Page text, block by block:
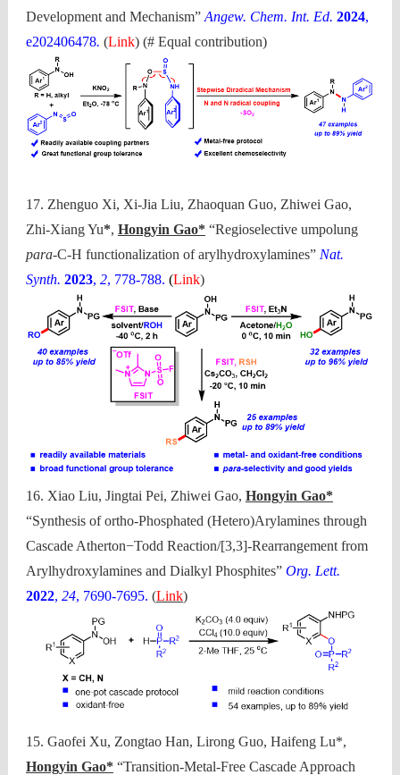
Development and Mechanism” Angew. Chem. Int. Ed. 2024,
e202406478. (Link) (# Equal contribution)
17. Zhenguo Xi, Xi-Jia Liu, Zhaoquan Guo, Zhiwei Gao,
Zhi-Xiang Yu*, Hongyin Gao* “Regioselective umpolung
para-C-H functionalization of arylhydroxylamines” Nat.
Synth. 2023, 2, 778-788. (Link)
16. Xiao Liu, Jingtai Pei, Zhiwei Gao, Hongyin Gao*
“Synthesis of ortho-Phosphated (Hetero)Arylamines through
Cascade Atherton−Todd Reaction/[3,3]-Rearrangement from
Arylhydroxylamines and Dialkyl Phosphites” Org. Lett.
2022, 24, 7690-7695. (Link)
15. Gaofei Xu, Zongtao Han, Lirong Guo, Haifeng Lu*,
Hongyin Gao* “Transition-Metal-Free Cascade Approach